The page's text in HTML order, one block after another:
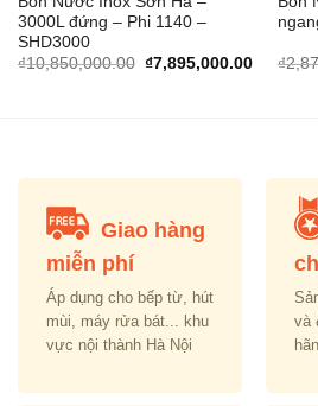
3000L đứng – Phi 1140 –
SHD3000
₫10,850,000.00 Original
₫7,895,000.00Current
₫
Giao hàng
miễn phí
Áp dụng cho bếp từ, hút
mùi, máy rửa bát... khu
vực nội thành Hà Nội
và